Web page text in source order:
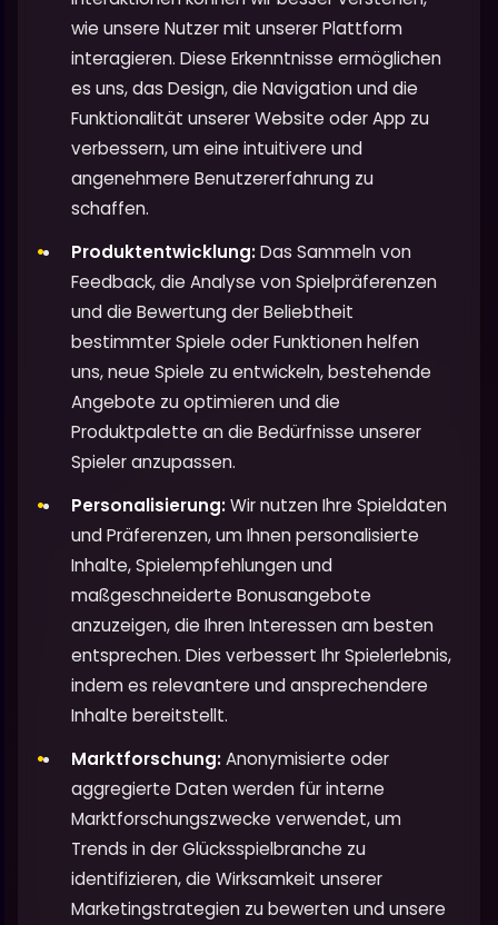
wie unsere Nutzer mit unserer Plattform
interagieren. Diese Erkenntnisse ermöglichen
es uns, das Design, die Navigation und die
Funktionalität unserer Website oder App zu
verbessern, um eine intuitivere und
angenehmere Benutzererfahrung zu
schaffen.
Produktentwicklung:Das Sammeln von
Feedback, die Analyse von Spielpräferenzen
und die Bewertung der Beliebtheit
bestimmter Spiele oder Funktionen helfen
uns, neue Spiele zu entwickeln, bestehende
Angebote zu optimieren und die
Produktpalette an die Bedürfnisse unserer
Spieler anzupassen.
Personalisierung:Wir nutzen Ihre Spieldaten
und Präferenzen, um Ihnen personalisierte
Inhalte, Spielempfehlungen und
maßgeschneiderte Bonusangebote
anzuzeigen, die Ihren Interessen am besten
entsprechen. Dies verbessert Ihr Spielerlebnis,
indem es relevantere und ansprechendere
Inhalte bereitstellt.
Marktforschung:Anonymisierte oder
aggregierte Daten werden für interne
Marktforschungszwecke verwendet, um
Trends in der Glücksspielbranche zu
identifizieren, die Wirksamkeit unserer
Marketingstrategien zu bewerten und unsere